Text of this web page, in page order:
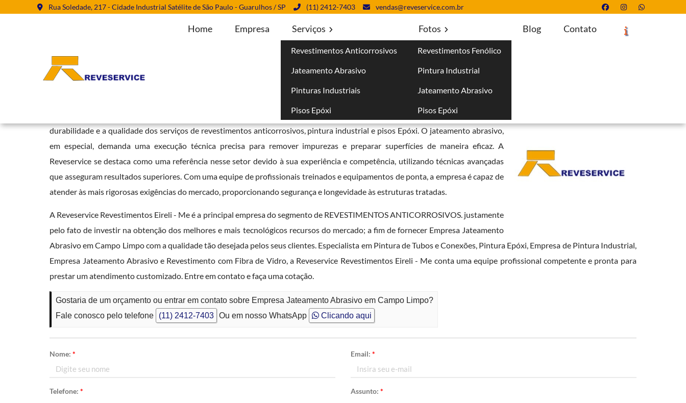
Rua Soledade, 217 - Cidade Industrial Satélite de São Paulo - Guarulhos / SP (11) 2412-7403 vendas@reveservice.com.br
Home Empresa Serviços
Revestimentos Anticorrosivos
Jateamento Abrasivo
Pinturas Industriais
Pisos Epóxi
Fotos
Revestimentos Fenólico
Pintura Industrial
Jateamento Abrasivo
Pisos Epóxi
Blog Contato
Empresa Jateamento Abrasivo em Campo Limpo Solicite um Orçamento
Empresa Jateamento Abrasivo em Campo Limpobem qualificada no mercado é essencial para garantir a
durabilidade e a qualidade dos serviços de revestimentos anticorrosivos, pintura industrial e pisos Epóxi. O jateamento abrasivo,
em especial, demanda uma execução técnica precisa para remover impurezas e preparar superfícies de maneira eficaz. A
Reveservice se destaca como uma referência nesse setor devido à sua experiência e competência, utilizando técnicas avançadas
que asseguram resultados superiores. Com uma equipe de profissionais treinados e equipamentos de ponta, a empresa é capaz de
atender às mais rigorosas exigências do mercado, proporcionando segurança e longevidade às estruturas tratadas.
A Reveservice Revestimentos Eireli - Me é a principal empresa do segmento de REVESTIMENTOS ANTICORROSIVOS. justamente
pelo fato de investir na obtenção dos melhores e mais tecnológicos recursos do mercado; a fim de fornecer Empresa Jateamento
Abrasivo em Campo Limpo com a qualidade tão desejada pelos seus clientes. Especialista em Pintura de Tubos e Conexões, Pintura Epóxi, Empresa de Pintura Industrial,
Empresa Jateamento Abrasivo e Revestimento com Fibra de Vidro, a Reveservice Revestimentos Eireli - Me conta uma equipe profissional competente e pronta para
prestar um atendimento customizado. Entre em contato e faça uma cotação.
Gostaria de um orçamento ou entrar em contato sobre Empresa Jateamento Abrasivo em Campo Limpo?
Fale conosco pelo telefone
(11) 2412-7403 Ou em nosso WhatsApp Clicando aqui
Nome:* Email: *
Telefone:* Assunto: *